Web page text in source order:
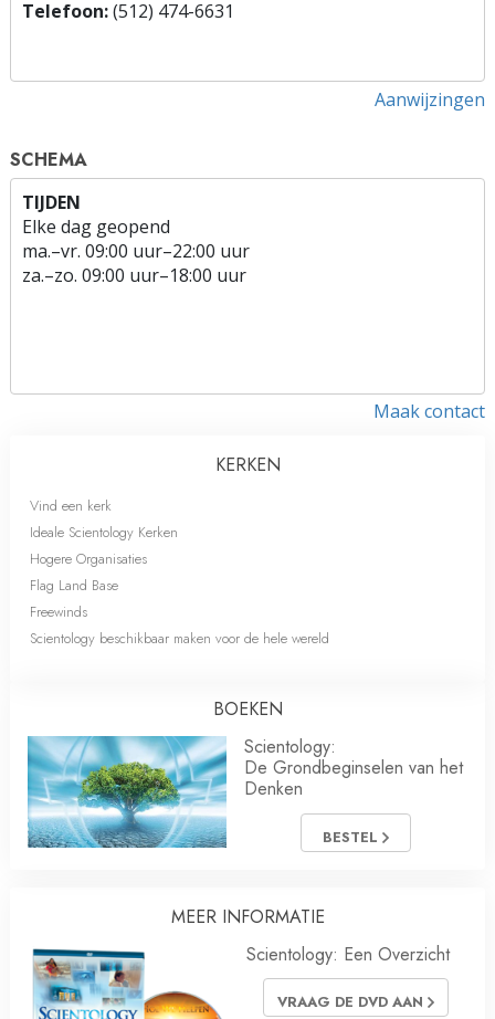
Telefoon:(512) 474-6631
Aanwijzingen
SCHEMA
TIJDEN
Elke dag geopend
ma.–vr. 09:00 uur–22:00 uur
za.–zo. 09:00 uur–18:00 uur
Maak contact
KERKEN
Vind een kerk
Ideale Scientology Kerken
Hogere Organisaties
Flag Land Base
Freewinds
Scientology beschikbaar maken voor de hele wereld
BOEKEN
Scientology:
De Grondbeginselen van het
Denken
BESTEL
MEER INFORMATIE
Scientology: Een Overzicht
VRAAG DE DVD AAN